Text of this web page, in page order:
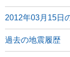
2012年03月15日
過去の地震履歴